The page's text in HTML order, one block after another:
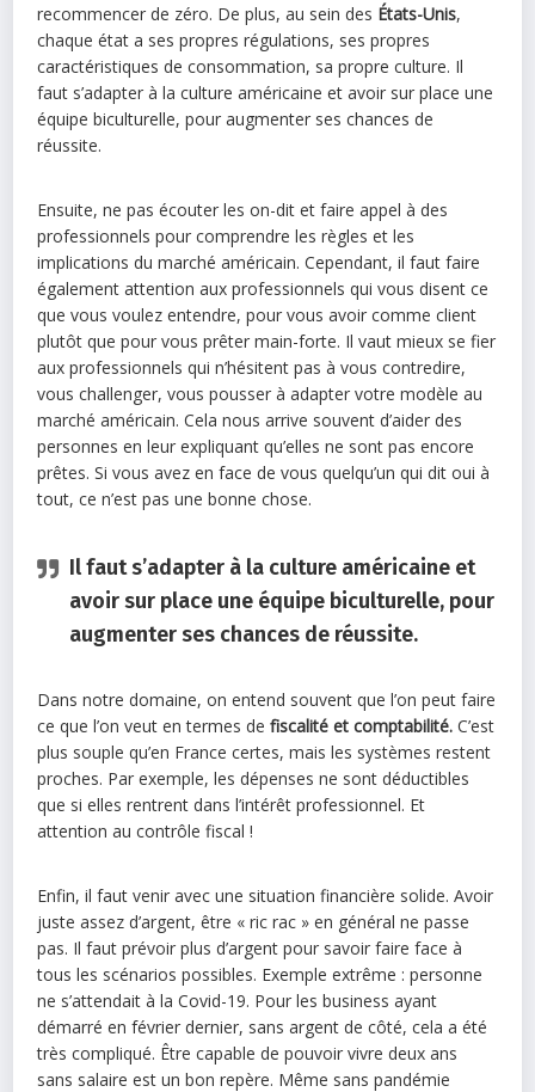
recommencer de zéro. De plus, au sein des États-Unis,
chaque état a ses propres régulations, ses propres
caractéristiques de consommation, sa propre culture. Il
faut s’adapter à la culture américaine et avoir sur place une
équipe biculturelle, pour augmenter ses chances de
réussite.
Ensuite, ne pas écouter les on-dit et faire appel à des
professionnels pour comprendre les règles et les
implications du marché américain. Cependant, il faut faire
également attention aux professionnels qui vous disent ce
que vous voulez entendre, pour vous avoir comme client
plutôt que pour vous prêter main-forte. Il vaut mieux se fier
aux professionnels qui n’hésitent pas à vous contredire,
vous challenger, vous pousser à adapter votre modèle au
marché américain. Cela nous arrive souvent d’aider des
personnes en leur expliquant qu’elles ne sont pas encore
prêtes. Si vous avez en face de vous quelqu’un qui dit oui à
tout, ce n’est pas une bonne chose.
Il faut s’adapter à la culture américaine et
avoir sur place une équipe biculturelle, pour
augmenter ses chances de réussite.
Dans notre domaine, on entend souvent que l’on peut faire
ce que l’on veut en termes de fiscalité et comptabilité. C’est
plus souple qu’en France certes, mais les systèmes restent
proches. Par exemple, les dépenses ne sont déductibles
que si elles rentrent dans l’intérêt professionnel. Et
attention au contrôle fiscal !
Enfin, il faut venir avec une situation financière solide. Avoir
juste assez d’argent, être « ric rac » en général ne passe
pas. Il faut prévoir plus d’argent pour savoir faire face à
tous les scénarios possibles. Exemple extrême : personne
ne s’attendait à la Covid-19. Pour les business ayant
démarré en février dernier, sans argent de côté, cela a été
très compliqué. Être capable de pouvoir vivre deux ans
sans salaire est un bon repère. Même sans pandémie